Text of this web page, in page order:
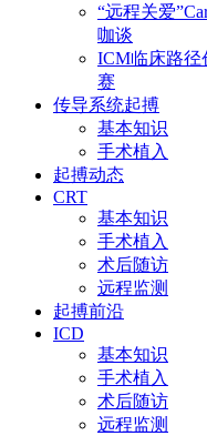
“远程关爱
咖谈
ICM临床路径
赛
传导系统起搏
基本知识
手术植入
起搏动态
CRT
基本知识
手术植入
术后随访
远程监测
起搏前沿
ICD
基本知识
手术植入
术后随访
远程监测